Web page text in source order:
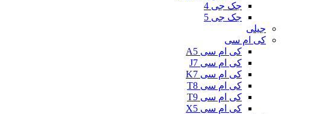
جک جی 4
جک جی 5
جیلی
کی ام سی
کی ام سی A5
کی ام سی J7
کی ام سی K7
کی ام سی T8
کی ام سی T9
کی ام سی X5